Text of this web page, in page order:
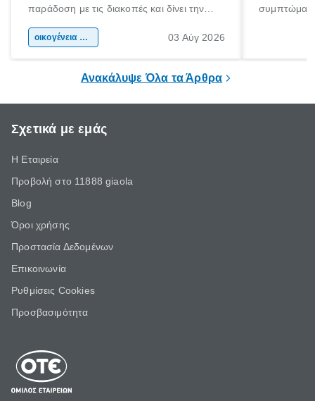
παράδοση με τις διακοπές και δίνει την
χώρας. Είτε πρόκειται για λίγες μέρες
οικογένεια & παιδί 03 Αύγ 2026
Ανακάλυψε Όλα τα Άρθρα
Σχετικά με εμάς
Η Εταιρεία
Προβολή στο 11888 giaola
Blog
Όροι χρήσης
Προστασία Δεδομένων
Επικοινωνία
Ρυθμίσεις Cookies
Προσβασιμότητα